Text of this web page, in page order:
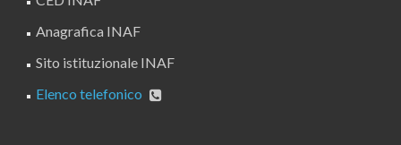
Anagrafica INAF
Sito istituzionale INAF
Elenco telefonico